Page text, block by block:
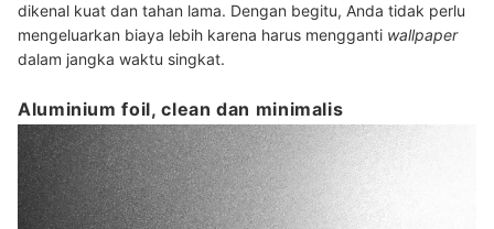
dikenal kuat dan tahan lama. Dengan begitu, Anda tidak perlu
mengeluarkan biaya lebih karena harus mengganti wallpaper
dalam jangka waktu singkat.
Aluminium foil, clean dan minimalis